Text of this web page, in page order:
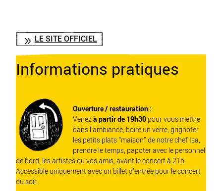
LE SITE OFFICIEL
Informations pratiques
Ouverture / restauration :
Venezà partir de 19h30 pour vous mettre
dans l’ambiance, boire un verre, grignoter
les petits plats “maison” de notre chef Isa,
prendre le temps, papoter avec le personnel
de bord, les artistes ou vos amis, avant le concert à 21h.
Accessible uniquement avec un billet d’entrée pour le concert
du soir.